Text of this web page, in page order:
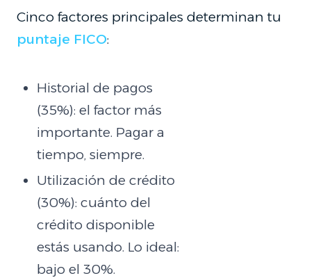
Cinco factores principales determinan tu
puntaje FICO:
Historial de pagos
(35%): el factor más
importante. Pagar a
tiempo, siempre.
Utilización de crédito
(30%): cuánto del
crédito disponible
estás usando. Lo ideal:
bajo el 30%.